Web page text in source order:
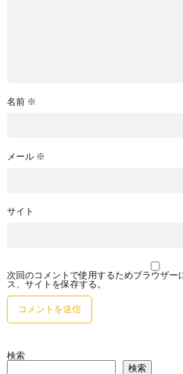
名前 ※
メール ※
サイト
次回のコメントで使用するためブラウザー
ス、サイトを保存する。
検索
検索